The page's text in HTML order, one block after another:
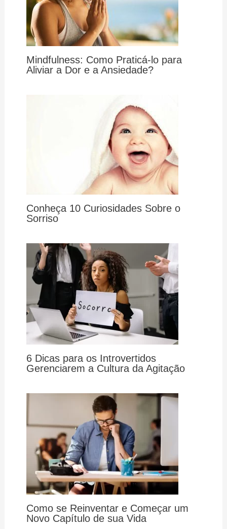
Mindfulness: Como Praticá-lo para
Aliviar a Dor e a Ansiedade?
Conheça 10 Curiosidades Sobre o
Sorriso
6 Dicas para os Introvertidos
Gerenciarem a Cultura da Agitação
Como se Reinventar e Começar um
Novo Capítulo de sua Vida